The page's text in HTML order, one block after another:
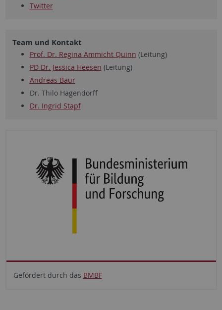
Twitter
Team und Kontakt
Prof. Dr. Regina Ammicht Quinn (Leitung)
PD Dr. Jessica Heesen (Leitung)
Andreas Baur
Dr. Thilo Hagendorff
Dr. Ingrid Stapf
Gefördert durch das BMBF